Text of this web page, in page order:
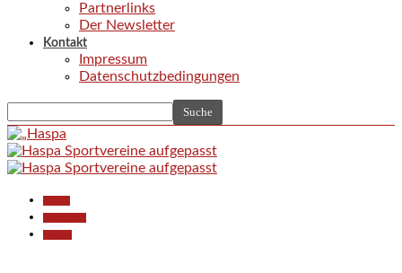
Partnerlinks
Der Newsletter
Kontakt
Impressum
Datenschutzbedingungen